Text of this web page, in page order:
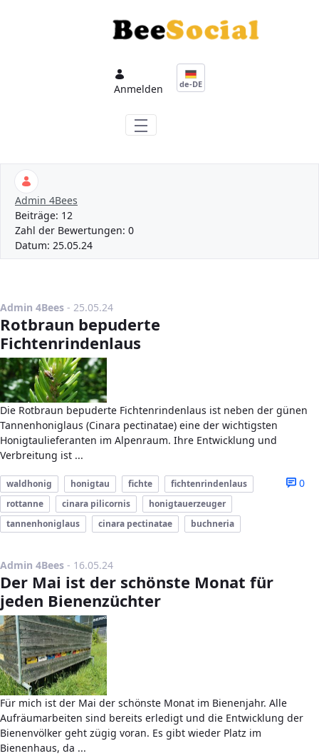
Anmelden de-DE
Admin 4Bees
Beiträge: 12
Zahl der Bewertungen: 0
Datum: 25.05.24
Admin 4Bees - Publikationsdatum
25.05.24
Rotbraun bepuderte
Fichtenrindenlaus
Die Rotbraun bepuderte Fichtenrindenlaus ist neben der günen
Tannenhoniglaus (Cinara pectinatae) eine der wichtigsten
Honigtaulieferanten im Alpenraum. Ihre Entwicklung und
Verbreitung ist ...
0
waldhonig honigtau fichte
fichtenrindenlaus
rottanne
cinara pilicornis
honigtauerzeuger
tannenhoniglaus
cinara pectinatae buchneria
Admin 4Bees - Publikationsdatum
16.05.24
Der Mai ist der schönste Monat für
jeden Bienenzüchter
Für mich ist der Mai der schönste Monat im Bienenjahr. Alle
Aufräumarbeiten sind bereits erledigt und die Entwicklung der
Bienenvölker geht zügig voran. Es gibt wieder Platz im
Bienenhaus, da ...